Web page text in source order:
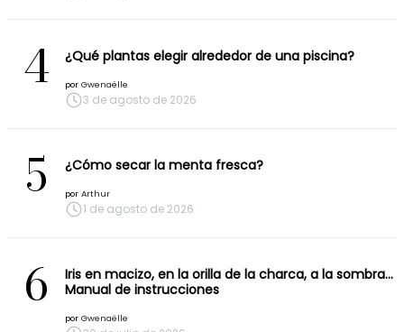
4 ¿Qué plantas elegir alrededor de una piscina?
por Gwenaëlle
3 de agosto de 2026
5 ¿Cómo secar la menta fresca?
por Arthur
1 de agosto de 2026
6
Iris en macizo, en la orilla de la charca, a la sombra…
Manual de instrucciones
por Gwenaëlle